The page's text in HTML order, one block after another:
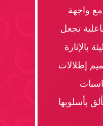
واجهة
تجعل
بالإثارة
إطلالات
بأسلوبها